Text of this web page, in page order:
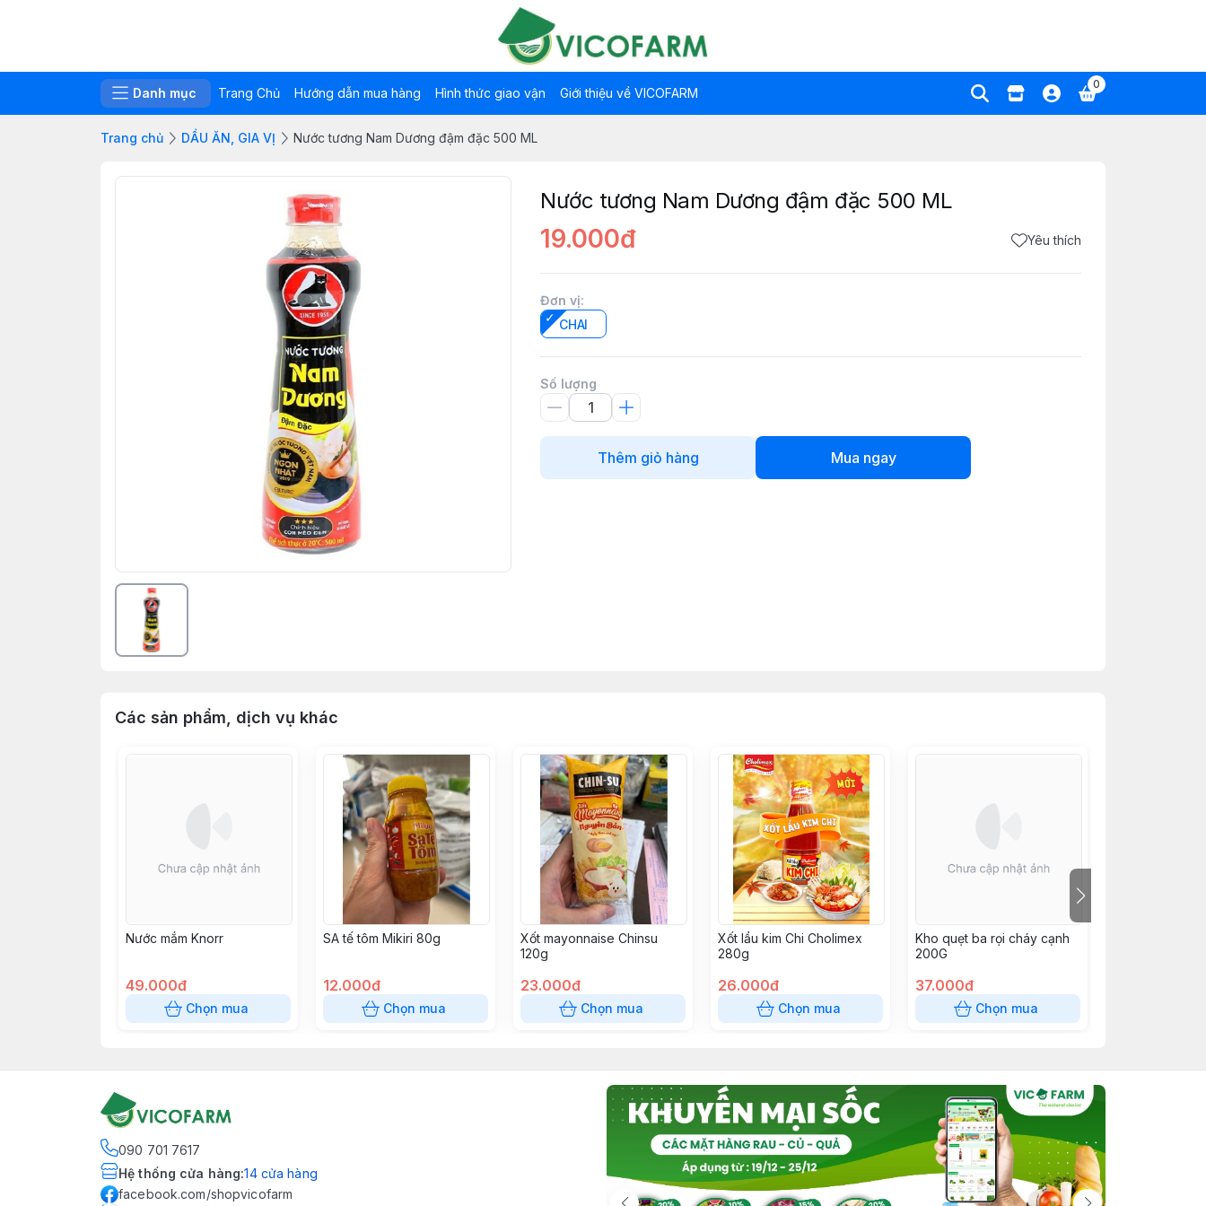
Danh mục Trang Chủ Hướng dẫn mua hàng Hình thức giao vận Giới thiệu về VICOFARM
0
Trang chủ DẦU ĂN, GIA VỊ Nước tương Nam Dương đậm đặc 500 ML
Nước tương Nam Dương đậm đặc 500 ML
19.000đ Yêu thích
Đơn vị:
CHAI
Số lượng
Thêm giỏ hàng Mua ngay
Các sản phẩm, dịch vụ khác
Nước mắm Knorr
49.000đ
Chọn mua
SA tế tôm Mikiri 80g
12.000đ
Chọn mua
Xốt mayonnaise Chinsu
120g
23.000đ
Chọn mua
Xốt lẩu kim Chi Cholimex
280g
26.000đ
Chọn mua
Kho quẹt ba rọi cháy cạnh
200G
37.000đ
Chọn mua
090 701 7617
Hệ thống cửa hàng:14 cửa hàng
facebook.com/shopvicofarm